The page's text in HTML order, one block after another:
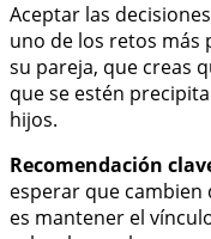
Aceptar las
uno de los retos más
su pareja, que creas
que se estén
hijos.
Recomendación
esperar que cambien
es mantener el